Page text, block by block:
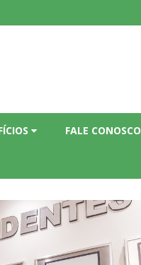
FALE CONOSCO